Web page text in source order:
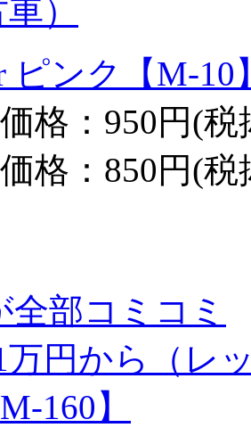
ピンク【M-
格：950円(税
格：850円(税